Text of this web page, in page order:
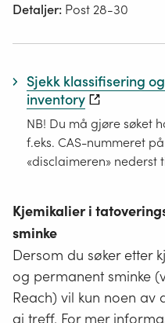
Detaljer: Post 28-30
Sjekk klassifisering
inventory
NB! Du må gjøre søket
f.eks. CAS-nummeret
«disclaimeren» nederst
Kjemikalier i
sminke
Dersom du søker etter
og permanent sminke
Reach) vil kun noen av
gi treff. For mer